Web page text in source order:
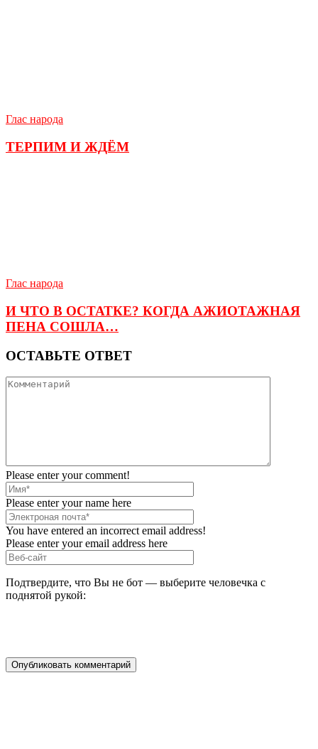
Глас народа
ТЕРПИМ И ЖДЁМ
Глас народа
И ЧТО В ОСТАТКЕ? КОГДА АЖИОТАЖНАЯ
ПЕНА СОШЛА…
ОСТАВЬТЕ ОТВЕТ
Please enter your comment!
Please enter your name here
You have entered an incorrect email address!
Please enter your email address here
Подтвердите, что Вы не бот — выберите человечка с
поднятой рукой: